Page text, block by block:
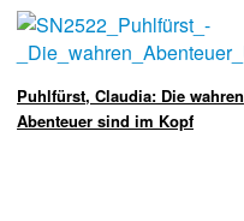
Puhlfürst, Claudia: Die wahren
Abenteuer sind im Kopf